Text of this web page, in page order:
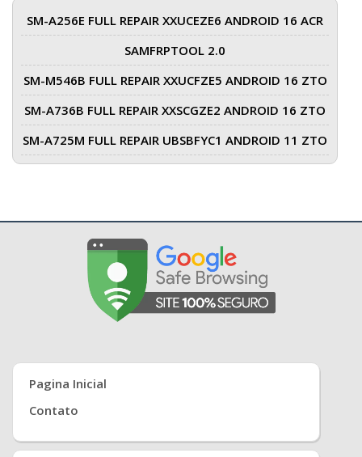
SM-A256E FULL REPAIR XXUCEZE6 ANDROID 16 ACR
SAMFRPTOOL 2.0
SM-M546B FULL REPAIR XXUCFZE5 ANDROID 16 ZTO
SM-A736B FULL REPAIR XXSCGZE2 ANDROID 16 ZTO
SM-A725M FULL REPAIR UBSBFYC1 ANDROID 11 ZTO
Pagina Inicial
Contato